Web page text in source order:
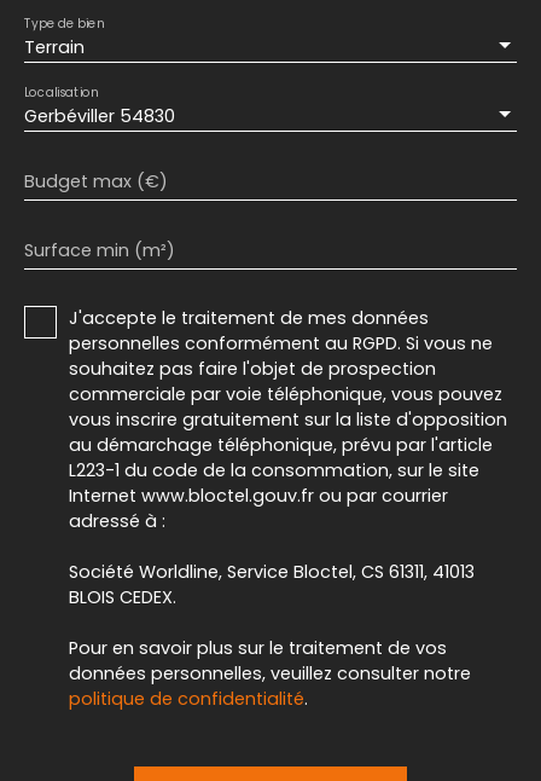
Terrain
Type de bien
Gerbéviller 54830
Localisation
Budget max (€)
Surface min (m²)
J'accepte le traitement de mes données
personnelles conformément au RGPD. Si vous ne
souhaitez pas faire l'objet de prospection
commerciale par voie téléphonique, vous pouvez
vous inscrire gratuitement sur la liste d'opposition
au démarchage téléphonique, prévu par l'article
L223-1 du code de la consommation, sur le site
Internet www.bloctel.gouv.fr ou par courrier
adressé à :
Société Worldline, Service Bloctel, CS 61311, 41013
BLOIS CEDEX.
Pour en savoir plus sur le traitement de vos
données personnelles, veuillez consulter notre
politique de confidentialité.